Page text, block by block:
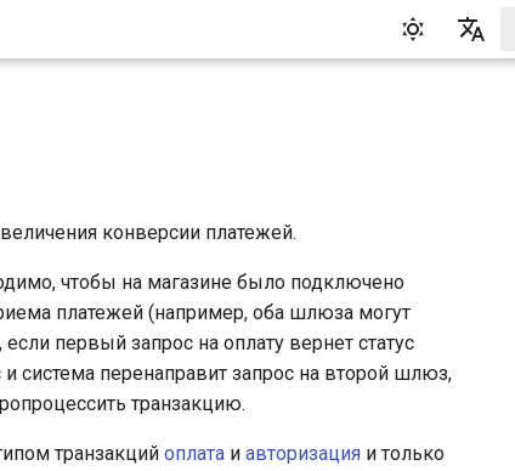
конверсии платежей.
чтобы на магазине было подключено
платежей (например, оба шлюза могут
первый запрос на оплату вернет статус
система перенаправит запрос на второй шлюз,
транзакцию.
транзакций оплата и авторизация и только